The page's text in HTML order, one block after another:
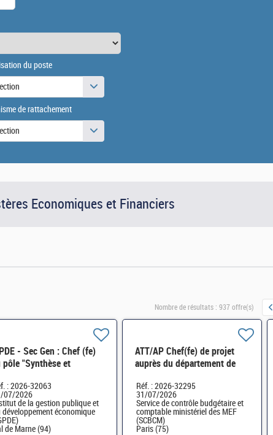
du poste
de rattachement
Economiques et Financiers
Nombre de résultats : 937 offre(s)
- Sec Gen : Chef (fe)
pôle "Synthèse et
: 2026-32063
07/2026
de la gestion publique et
développement économique
de Marne (94)
ATT/AP Chef(fe) de projet
auprès du département de
Réf. : 2026-32295
31/07/2026
Service de contrôle budgétaire et
comptable ministériel des MEF
(SCBCM)
Paris (75)